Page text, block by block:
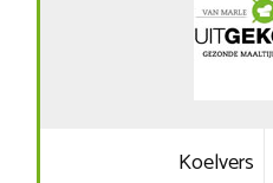
Koelvers